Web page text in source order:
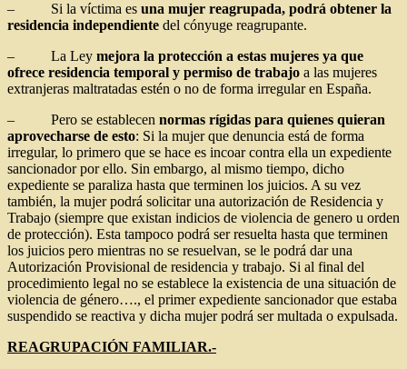
– Si la víctima es una mujer reagrupada, podrá obtener la
residencia independiente del cónyuge reagrupante.
– La Ley mejora la protección a estas mujeres ya que
ofrece residencia temporal y permiso de trabajo a las mujeres
extranjeras maltratadas estén o no de forma irregular en España.
– Pero se establecen normas rígidas para quienes quieran
aprovecharse de esto: Si la mujer que denuncia está de forma
irregular, lo primero que se hace es incoar contra ella un expediente
sancionador por ello. Sin embargo, al mismo tiempo, dicho
expediente se paraliza hasta que terminen los juicios. A su vez
también, la mujer podrá solicitar una autorización de Residencia y
Trabajo (siempre que existan indicios de violencia de genero u orden
de protección). Esta tampoco podrá ser resuelta hasta que terminen
los juicios pero mientras no se resuelvan, se le podrá dar una
Autorización Provisional de residencia y trabajo. Si al final del
procedimiento legal no se establece la existencia de una situación de
violencia de género…., el primer expediente sancionador que estaba
suspendido se reactiva y dicha mujer podrá ser multada o expulsada.
REAGRUPACIÓN FAMILIAR.-